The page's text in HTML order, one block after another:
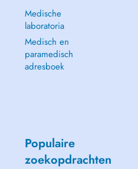
Medische
laboratoria
Medisch en
paramedisch
adresboek
Populaire
zoekopdrachten